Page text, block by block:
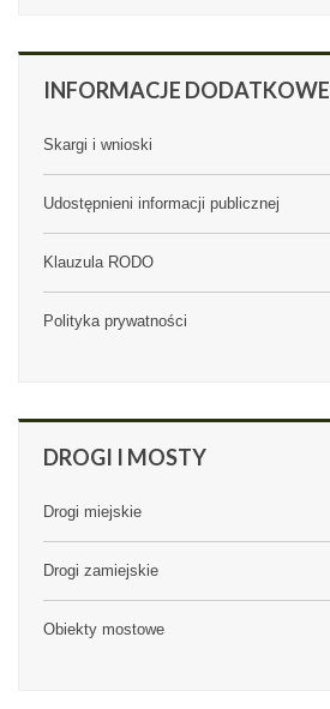
INFORMACJE DODATKOWE
Skargi i wnioski
Udostępnieni informacji publicznej
Klauzula RODO
Polityka prywatności
DROGI I MOSTY
Drogi miejskie
Drogi zamiejskie
Obiekty mostowe